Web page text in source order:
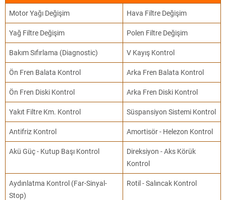
Motor Yağı Değişim Hava Filtre Değişim
Yağ Filtre Değişim Polen Filtre Değişim
Bakım Sıfırlama (Diagnostic) V Kayış Kontrol
Ön Fren Balata Kontrol Arka Fren Balata Kontrol
Ön Fren Diski Kontrol Arka Fren Diski Kontrol
Yakıt Filtre Km. Kontrol Süspansiyon Sistemi Kontrol
Antifriz Kontrol Amortisör - Helezon Kontrol
Akü Güç - Kutup Başı Kontrol
Direksiyon - Aks Körük
Kontrol
Aydınlatma Kontrol (Far-Sinyal-
Stop)
Rotil - Salıncak Kontrol